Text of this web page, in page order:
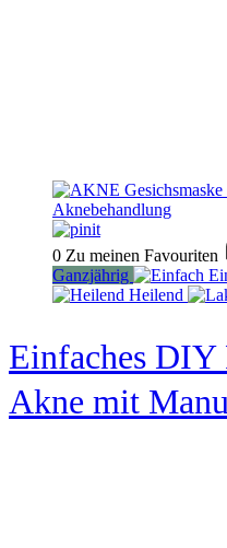
0 Zu meinen Favouriten
Ganzjährig
Heilend
Einfaches DIY
Akne mit